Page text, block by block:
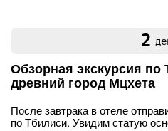
2
Обзорная экскурсия по
древний город Мцхета
После завтрака в отеле
по Тбилиси. Увидим статую